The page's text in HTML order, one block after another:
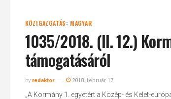
KÖZIGAZGATÁS: MAGYAR
1035/2018. (II. 12.)
támogatásáról
by redaktor 2018. február 17.
„A Kormány 1. egyetért a Közép- és Kelet-